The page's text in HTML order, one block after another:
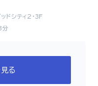
ドシティ2・3F
分
る